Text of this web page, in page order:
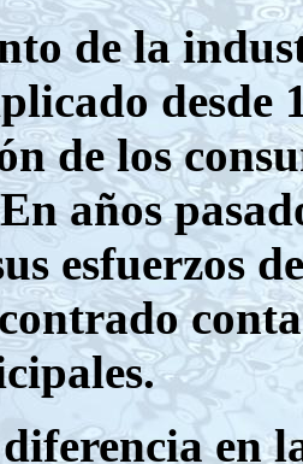
de la
desde
de los
años
esfuerzos
en